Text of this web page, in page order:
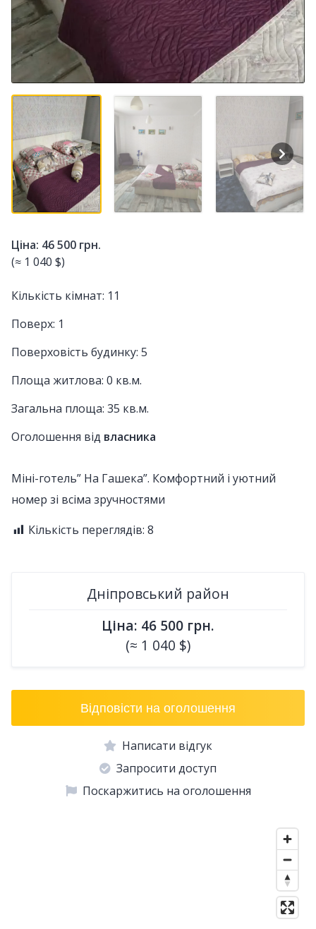
Ціна: 46 500 грн.
(≈ 1 040 $)
Кількість кімнат: 11
Поверх: 1
Поверховість будинку: 5
Площа житлова: 0 кв.м.
Загальна площа: 35 кв.м.
Оголошення від власника
Міні-готель” На Гашека”. Комфортний і уютний
номер зі всіма зручностями
Кількість переглядів: 8
Дніпровський район
Ціна: 46 500 грн.
(≈ 1 040 $)
Відповісти на оголошення
Написати відгук
Запросити доступ
Поскаржитись на оголошення